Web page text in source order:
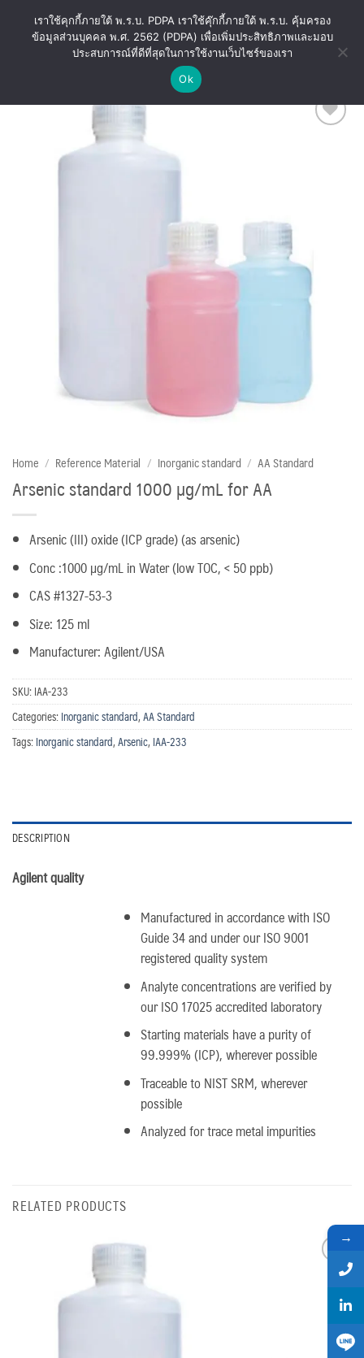
Home / Reference Material / Inorganic standard / AA Standard
Arsenic standard 1000 µg/mL for AA
Arsenic (III) oxide (ICP grade) (as arsenic)
Conc :1000 µg/mL in Water (low TOC, < 50 ppb)
CAS #1327-53-3
Size: 125 ml
Manufacturer: Agilent/USA
SKU:IAA-233
Categories:Inorganic standard,AA Standard
Tags:Inorganic standard,Arsenic, IAA-233
DESCRIPTION
Agilent quality
Manufactured in accordance with ISO
Guide 34 and under our ISO 9001
registered quality system
Analyte concentrations are verified by
our ISO 17025 accredited laboratory
Starting materials have a purity of
99.999% (ICP), wherever possible
Traceable to NIST SRM, wherever
possible
Analyzed for trace metal impurities
RELATED PRODUCTS
Add
to
wishlist
→
เราใช้คุกกี้ภายใต้ พ.ร.บ. PDPA เราใช้คุ๊กกี้ภายใต้ พ.ร.บ. คุ้มครอง
ข้อมูลส่วนบุคคล พ.ศ. 2562 (PDPA) เพื่อเพิ่มประสิทธิภาพและมอบ
ประสบการณ์ที่ดีที่สุดในการใช้งานเว็บไซร์ของเรา
Ok